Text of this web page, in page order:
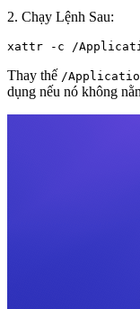
2. Chạy Lệnh Sau:
xattr -c /
Thay thế /
dụng nếu nó không